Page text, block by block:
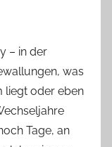
v
– in der
was
liegt oder eben
Tage, an